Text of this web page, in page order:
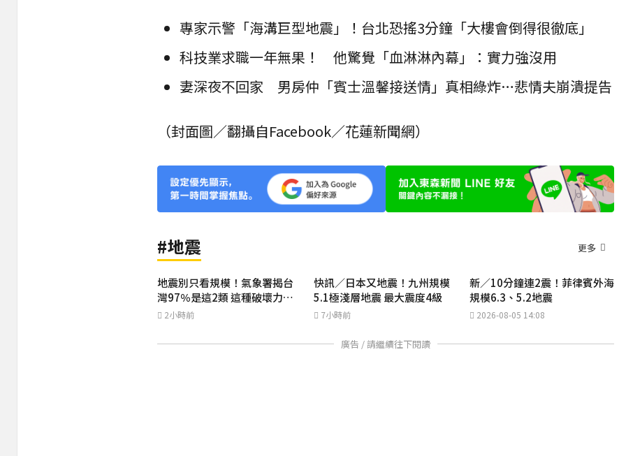
專家示警「海溝巨型地震」！台北恐搖3分鐘「大樓會倒得很徹底」
科技業求職一年無果！ 他驚覺「血淋淋內幕」：實力強沒用
妻深夜不回家 男房仲「賓士溫馨接送情」真相綠炸…悲情夫崩潰提告
（封面圖／翻攝自Facebook／花蓮新聞網）
#地震 更多
地震別只看規模！氣象署揭台
灣97％是這2類 這種破壞力更
大2小時前
快訊／日本又地震！九州規模
5.1極淺層地震 最大震度4級
7小時前
新／10分鐘連2震！菲律賓外海
規模6.3、5.2地震
2026-08-05 14:08
廣告 / 請繼續往下閱讀